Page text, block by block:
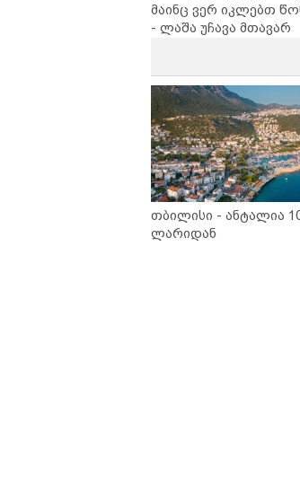
მაინც ვერ იკლებთ
- ლაშა უჩავა მთავარ
თბილისი - ანტალია
ლარიდან